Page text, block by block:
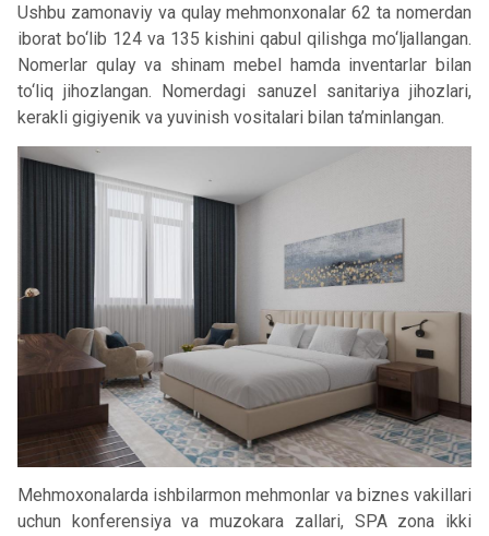
Ushbu zamonaviy va qulay mehmonxonalar 62 ta nomerdan
iborat bo‘lib 124 va 135 kishini qabul qilishga mo‘ljallangan.
Nomerlar qulay va shinam mebel hamda inventarlar bilan
to‘liq jihozlangan. Nomerdagi sanuzel sanitariya jihozlari,
kerakli gigiyenik va yuvinish vositalari bilan ta’minlangan.
Mehmoxonalarda ishbilarmon mehmonlar va biznes vakillari
uchun konferensiya va muzokara zallari, SPA zona ikki